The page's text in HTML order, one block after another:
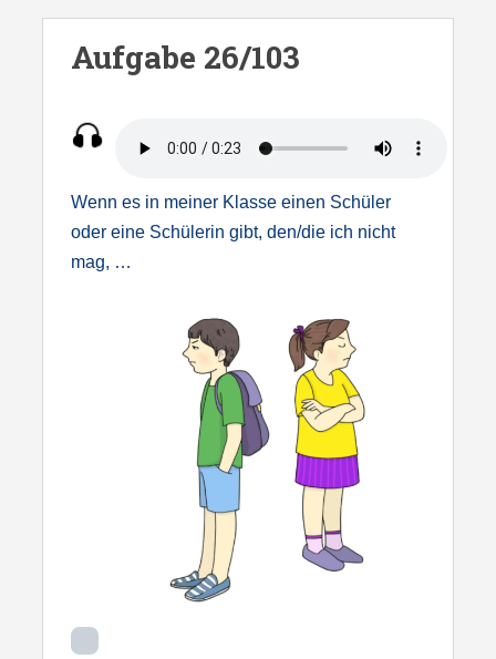
Aufgabe 26/103
Wenn es in meiner Klasse einen Schüler
oder eine Schülerin gibt, den/die ich nicht
mag, …